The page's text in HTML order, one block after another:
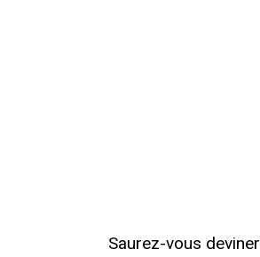
Saurez-vous